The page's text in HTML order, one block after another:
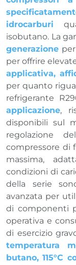
idrocarburi
isobutano. La
generazione
per offrire
applicativa,
per quanto
refrigerante
applicazione,
disponibili sul
regolazione
compressore di
massima,
condizioni di
della serie
avanzata per
di componenti
operativa e
di esercizio
temperatura
butano, 115°C